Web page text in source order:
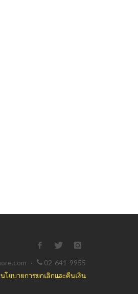
·
02-641-9955
นโยบายการยกเลิกและคืนเงิน